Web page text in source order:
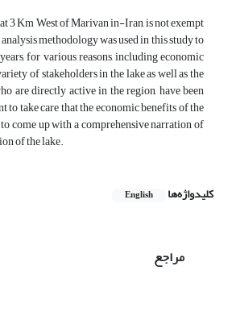
3 Km West of Marivan in-Iran, is not exempt
methodology was used in this study to
for various reasons, including economic
of stakeholders in the lake as well as the
are directly active in the region, have been
take care that the economic benefits of the
come up with a comprehensive narration of
of the lake.
کلیدواژه‌ها English
مراجع